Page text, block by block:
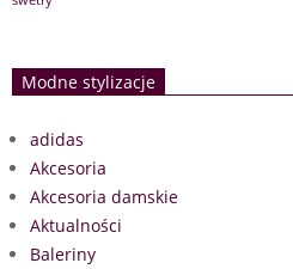
Modne stylizacje
adidas
Akcesoria
Akcesoria damskie
Aktualności
Baleriny